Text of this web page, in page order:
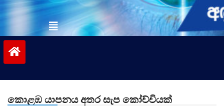
කොළඹ යාපනය අතර සැප කෝච්චියක්